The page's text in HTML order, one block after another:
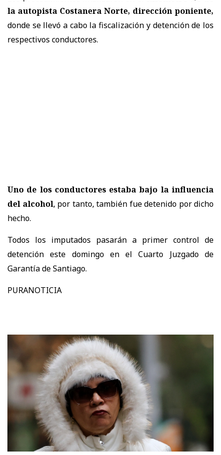
la autopista Costanera Norte, dirección poniente,
donde se llevó a cabo la fiscalización y detención de los
respectivos conductores.
Uno de los conductores estaba bajo la influencia
del alcohol, por tanto, también fue detenido por dicho
hecho.
Todos los imputados pasarán a primer control de
detención este domingo en el Cuarto Juzgado de
Garantía de Santiago.
PURANOTICIA